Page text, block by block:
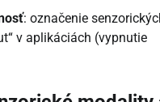
: označenie
v aplikáciách (vypnutie